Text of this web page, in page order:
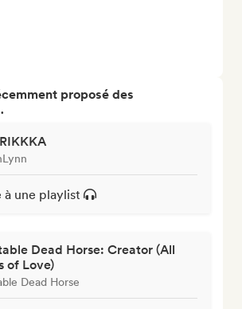
proposé des
à une playlist
Dead Horse: Creator (All
of Love)
Dead Horse